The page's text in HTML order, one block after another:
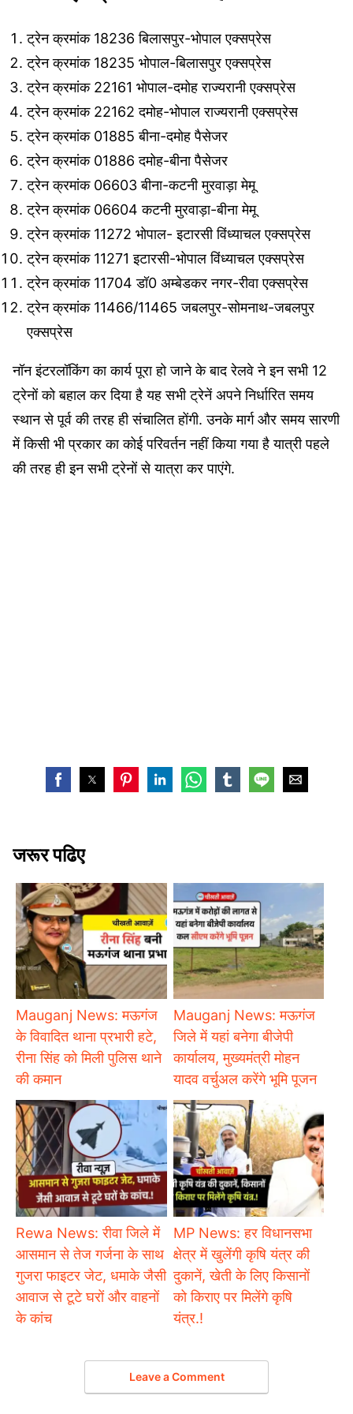
ट्रेन क्रमांक 18236 बिलासपुर-भोपाल एक्सप्रेस
ट्रेन क्रमांक 18235 भोपाल-बिलासपुर एक्सप्रेस
ट्रेन क्रमांक 22161 भोपाल-दमोह राज्यरानी एक्सप्रेस
ट्रेन क्रमांक 22162 दमोह-भोपाल राज्यरानी एक्सप्रेस
ट्रेन क्रमांक 01885 बीना-दमोह पैसेजर
ट्रेन क्रमांक 01886 दमोह-बीना पैसेजर
ट्रेन क्रमांक 06603 बीना-कटनी मुरवाड़ा मेमू
ट्रेन क्रमांक 06604 कटनी मुरवाड़ा-बीना मेमू
ट्रेन क्रमांक 11272 भोपाल- इटारसी विंध्याचल एक्सप्रेस
ट्रेन क्रमांक 11271 इटारसी-भोपाल विंध्याचल एक्सप्रेस
ट्रेन क्रमांक 11704 डॉ0 अम्बेडकर नगर-रीवा एक्सप्रेस
ट्रेन क्रमांक 11466/11465 जबलपुर-सोमनाथ-जबलपुर
एक्सप्रेस
नॉन इंटरलॉकिंग का कार्य पूरा हो जाने के बाद रेलवे ने इन सभी 12
ट्रेनों को बहाल कर दिया है यह सभी ट्रेनें अपने निर्धारित समय
स्थान से पूर्व की तरह ही संचालित होंगी. उनके मार्ग और समय सारणी
में किसी भी प्रकार का कोई परिवर्तन नहीं किया गया है यात्री पहले
की तरह ही इन सभी ट्रेनों से यात्रा कर पाएंगे.
जरूर पढिए
Mauganj News: मऊगंज
के विवादित थाना प्रभारी हटे,
रीना सिंह को मिली पुलिस थाने
की कमान
Mauganj News: मऊगंज
जिले में यहां बनेगा बीजेपी
कार्यालय, मुख्यमंत्री मोहन
यादव वर्चुअल करेंगे भूमि पूजन
Rewa News: रीवा जिले में
आसमान से तेज गर्जना के साथ
गुजरा फाइटर जेट, धमाके जैसी
आवाज से टूटे घरों और वाहनों
के कांच
MP News: हर विधानसभा
क्षेत्र में खुलेंगी कृषि यंत्र की
दुकानें, खेती के लिए किसानों
को किराए पर मिलेंगे कृषि
यंत्र.!
Leave a Comment